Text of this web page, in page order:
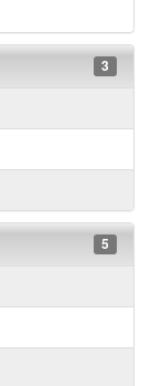
3
5